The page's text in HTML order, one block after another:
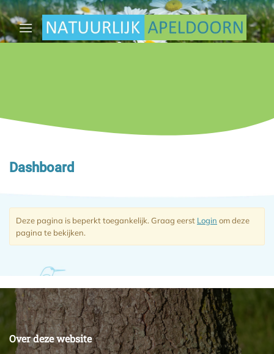
Ga
naar
inhoud
Dashboard
Deze pagina is beperkt toegankelijk. Graag eerst Login om deze
pagina te bekijken.
Over deze website